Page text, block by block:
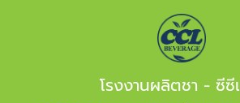
โรงงานผลิตชา - ซีซี